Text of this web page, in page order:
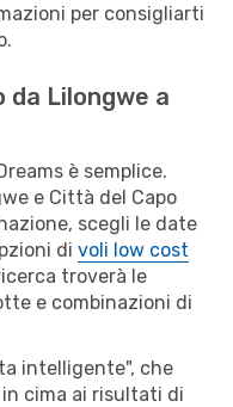
per consigliarti
da Lilongwe a
è semplice.
e Città del Capo
scegli le date
di voli low cost
troverà le
e combinazioni di
intelligente", che
cima ai risultati di